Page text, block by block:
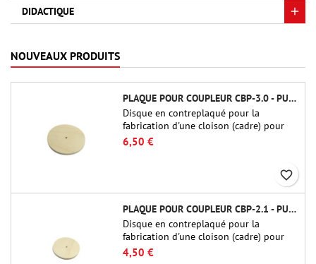
DIDACTIQUE
NOUVEAUX PRODUITS
PLAQUE POUR COUPLEUR CBP-3.0 - PUBLIC MISSILES LTD.
Disque en contreplaqué pour la
fabrication d'une cloison (cadre) pour
raccords tubulaires de 75 mm de Public
Missiles Ltd. (PT-3.0/QT-3.0)
6,50 €
favorite_border
PLAQUE POUR COUPLEUR CBP-2.1 - PUBLIC MISSILES LTD.
Disque en contreplaqué pour la
fabrication d'une cloison (cadre) pour
raccords tubulaires de 54 mm de Public
4,50 €